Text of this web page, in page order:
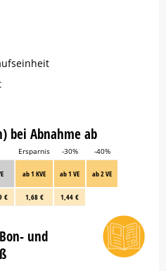
bei Abnahme ab
Ersparnis -30% -40%
ab 1 KVE ab 1 VE ab 2 VE
€ 1,68 € 1,44 €
und